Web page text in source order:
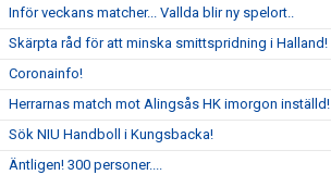
Inför veckans matcher... Vallda blir ny spelort..
Skärpta råd för att minska smittspridning i Halland!
Coronainfo!
Herrarnas match mot Alingsås HK imorgon inställd!
Sök NIU Handboll i Kungsbacka!
Äntligen! 300 personer....